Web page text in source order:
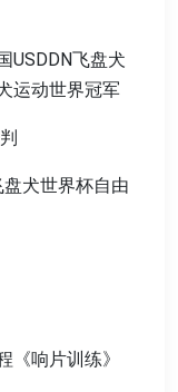
USDDN飞盘犬
运动世界冠军
犬世界杯自由
《响片训练》